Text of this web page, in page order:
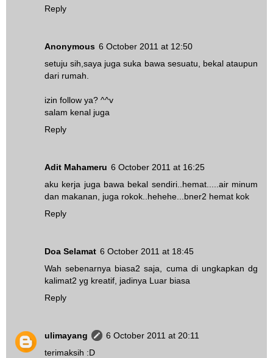
Reply
Anonymous 6 October 2011 at 12:50
setuju sih,saya juga suka bawa sesuatu, bekal ataupun
dari rumah.
izin follow ya? ^^v
salam kenal juga
Reply
Adit Mahameru 6 October 2011 at 16:25
aku kerja juga bawa bekal sendiri..hemat.....air minum
dan makanan, juga rokok..hehehe...bner2 hemat kok
Reply
Doa Selamat 6 October 2011 at 18:45
Wah sebenarnya biasa2 saja, cuma di ungkapkan dg
kalimat2 yg kreatif, jadinya Luar biasa
Reply
ulimayang
6 October 2011 at 20:11
terimaksih :D